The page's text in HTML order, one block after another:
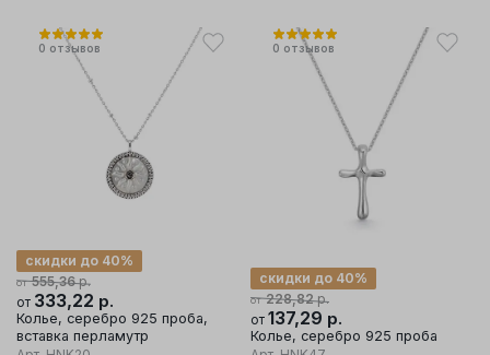
0 отзывов
от 555,36р.
скидки до 40%
от 333,22 р.
Колье, серебро 925 проба,
вставка перламутр
0 отзывов
от 228,82р.
скидки до 40%
от 137,29 р.
Колье, серебро 925 проба